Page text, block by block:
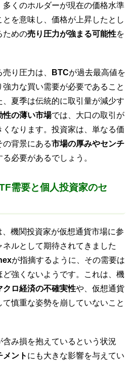
くのホルダーが現在の価格水準
を意味し、価格が上昇したとし
ための売り圧力が強まる可能性を
り圧力は、 BTCが過去最高値を
力な買い需要が必要であること
夏季は伝統的に取引量が減少す
性の薄い市場では、大口の取引が
なります。投資家は、単なる価
背景にある市場の厚みやセンチ
必要があるでしょう。
需要と個人投資家のセ
、機関投資家が仮想通貨市場に参
ネルとして期待されてきました
が指摘するように、その需要は
強くないようです。これは、機
クロ経済の不確実性や、仮想通貨
慎重な姿勢を崩していないこと
み損を抱えているという状況
メント にも大きな影響を与えてい